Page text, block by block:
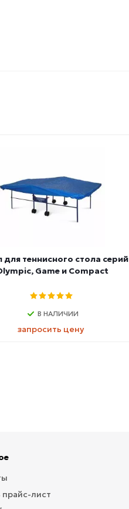
для теннисного стола серий
Game и Compact
В НАЛИЧИИ
запросить цену
прайс-лист